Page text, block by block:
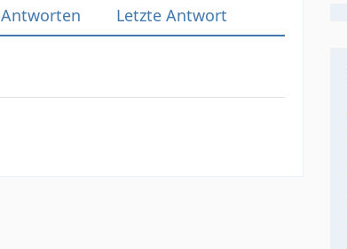
Antworten Letzte Antwort